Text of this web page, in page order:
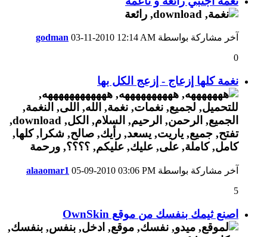
آخر مشاركة بواسطة godman 03-11-2010 12:14 AM
0
نغمة كلها إزعاج - إزعج الكل بها
آخر مشاركة بواسطة alaaomar1 05-09-2010 03:06 PM
5
اصنع ثيمك بنفسك من موقع OwnSkin